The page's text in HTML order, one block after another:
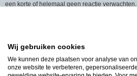
een korte of helemaal geen reactie verwachten.
Alle gebruikers van het forum kunnen gebruik
formulier, als de optie is ingeschakeld door de
Leden van het forum kunnen ook gebruik
Omhoog
Wij gebruiken cookies
We kunnen deze plaatsen voor analyse van
onze website te verbeteren,